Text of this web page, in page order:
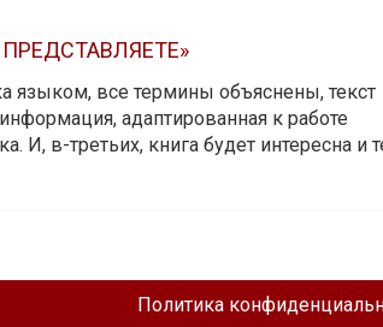
языком, все термины объяснены, текст
адаптированная к работе
И, в-третьих, книга будет интересна и
Политика